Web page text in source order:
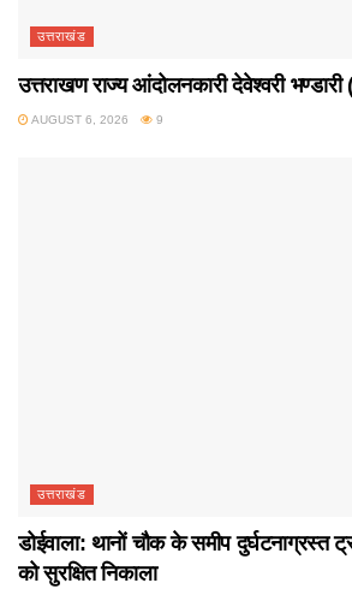
उत्तराखंड
उत्तराखण राज्य आंदोलनकारी देवेश्वरी
AUGUST 6, 2026 9
उत्तराखंड
डोईवाला: थानों चौक के समीप
को सुरक्षित निकाला